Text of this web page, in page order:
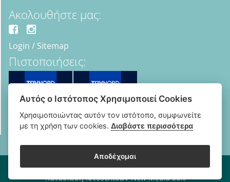
Ακολουθήστε μας:
Login / Sitemap
Πιστοποιήσεις:
Copyright © 2018 - 2026 B2B Οπτικά - Optipharma e-shop
Κατασκευή Ιστοσελίδων New Media Soft
Αυτός ο Ιστότοπος Χρησιμοποιεί Cookies
Χρησιμοποιώντας αυτόν τον ιστότοπο, συμφωνείτε
με τη χρήση των cookies.Διαβάστε περισσότερα
Αποδέχομαι